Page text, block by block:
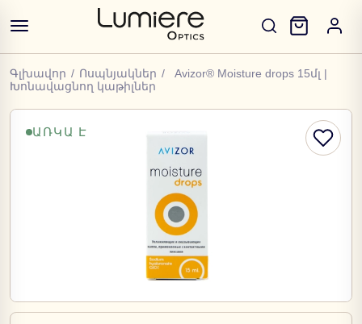
Գլխավոր / Ոսպնյակներ /
Avizor® Moisture drops 15մլ |
Խոնավացնող կաթիլներ
ԱՌԿԱ Է